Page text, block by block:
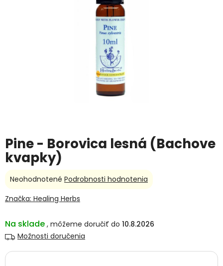
Pine - Borovica lesná (Bachove
kvapky)
Na sklade
10.8.2026
Možnosti doručenia
Priemerné
produktu
z
5
Neohodnotené Podrobnosti hodnotenia
Značka: Healing Herbs